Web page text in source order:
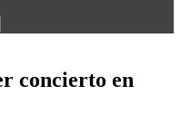
concierto en